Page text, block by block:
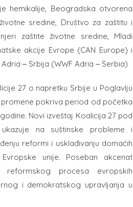
hemikalije, Beogradska otvorena
sredine, Društvo za zaštitu i
zaštite životne sredine, Mladi
akcije Evrope (CAN Europe) i
‒ Srbija (WWF Adria ‒ Serbia)
27 o napretku Srbije u Poglavlju
pokriva period od početka
Novi izveštaj Koalicija 27 pod
ukazuje na suštinske probleme i
reformi i usklađivanju domaćih
unije. Poseban akcenat
procesa evropskih
i demokratskog upravljanja u